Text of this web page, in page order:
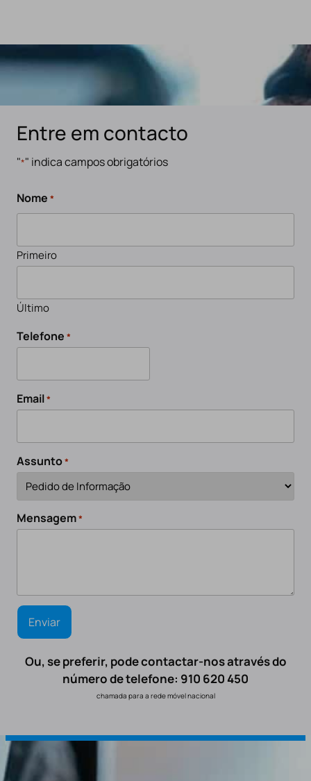
Entre em contacto
"*" indica campos obrigatórios
Nome *
Primeiro
Último
Telefone *
Email*
Assunto*
Mensagem*
Ou, se preferir, pode contactar-nos através do
número de telefone: 910 620 450
chamada para a rede móvel nacional